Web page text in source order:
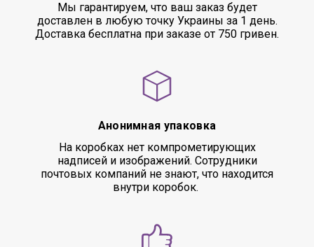
Мы гарантируем, что ваш заказ будет
доставлен в любую точку Украины за 1 день.
Доставка бесплатна при заказе от 750 гривен.
Анонимная упаковка
На коробках нет компрометирующих
надписей и изображений. Сотрудники
почтовых компаний не знают, что находится
внутри коробок.